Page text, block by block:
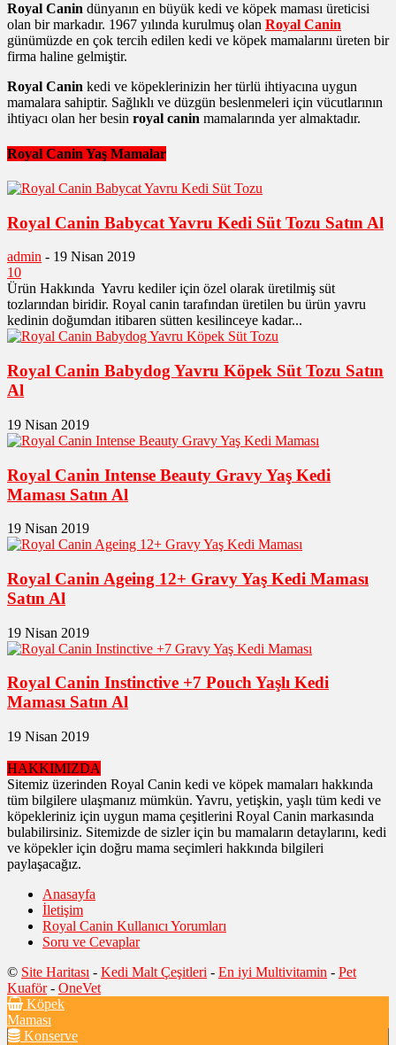
Royal Canin dünyanın en büyük kedi ve köpek maması üreticisi
olan bir markadır. 1967 yılında kurulmuş olan Royal Canin
günümüzde en çok tercih edilen kedi ve köpek mamalarını üreten bir
firma haline gelmiştir.
Royal Canin kedi ve köpeklerinizin her türlü ihtiyacına uygun
mamalara sahiptir. Sağlıklı ve düzgün beslenmeleri için vücutlarının
ihtiyacı olan her besin royal canin mamalarında yer almaktadır.
Royal Canin Yaş Mamalar
Royal Canin Babycat Yavru Kedi Süt Tozu Satın Al
admin - 19 Nisan 2019
10
Ürün Hakkında Yavru kediler için özel olarak üretilmiş süt
tozlarından biridir. Royal canin tarafından üretilen bu ürün yavru
kedinin doğumdan itibaren sütten kesilinceye kadar...
Royal Canin Babydog Yavru Köpek Süt Tozu Satın
Al
19 Nisan 2019
Royal Canin Intense Beauty Gravy Yaş Kedi
Maması Satın Al
19 Nisan 2019
Royal Canin Ageing 12+ Gravy Yaş Kedi Maması
Satın Al
19 Nisan 2019
Royal Canin Instinctive +7 Pouch Yaşlı Kedi
Maması Satın Al
19 Nisan 2019
HAKKIMIZDA
Sitemiz üzerinden Royal Canin kedi ve köpek mamaları hakkında
tüm bilgilere ulaşmanız mümkün. Yavru, yetişkin, yaşlı tüm kedi ve
köpekleriniz için uygun mama çeşitlerini Royal Canin markasında
bulabilirsiniz. Sitemizde de sizler için bu mamaların detaylarını, kedi
ve köpekler için doğru mama seçimleri hakkında bilgileri
paylaşacağız.
Anasayfa
İletişim
Royal Canin Kullanıcı Yorumları
Soru ve Cevaplar
© Site Haritası - Kedi Malt Çeşitleri - En iyi Multivitamin - Pet
Kuaför- OneVet
Köpek
Maması
Konserve